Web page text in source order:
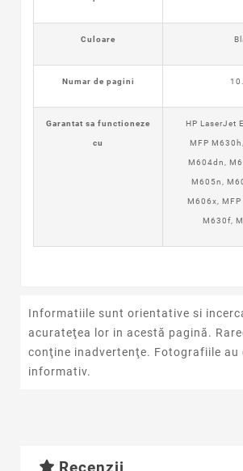
Culoare
Numar de pagini
Garantat sa functioneze
cu
HP LaserJet
MFP
M604dn,
M605n,
M606x,
M630f,
Informatiile sunt orientative si
acurateţea lor in acestă pagină.
conţine inadvertenţe. Fotografiile au
informativ.